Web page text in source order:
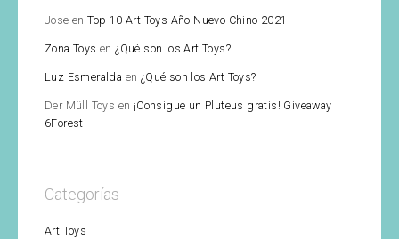
Jose enTop 10 Art Toys Año Nuevo Chino 2021
Zona Toys en¿Qué son los Art Toys?
Luz Esmeralda en ¿Qué son los Art Toys?
Der Müll Toys en ¡Consigue un Pluteus gratis! Giveaway
6Forest
Categorías
Art Toys